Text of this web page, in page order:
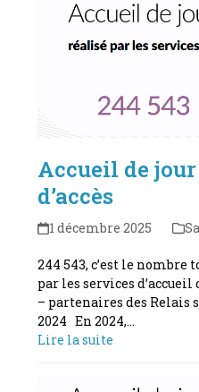
Accueil de
d’accès
1 décembre 2025
244 543, c’est le nombre
par les services d’accueil
– partenaires des Relais
2024 En 2024,…
Lire la suite